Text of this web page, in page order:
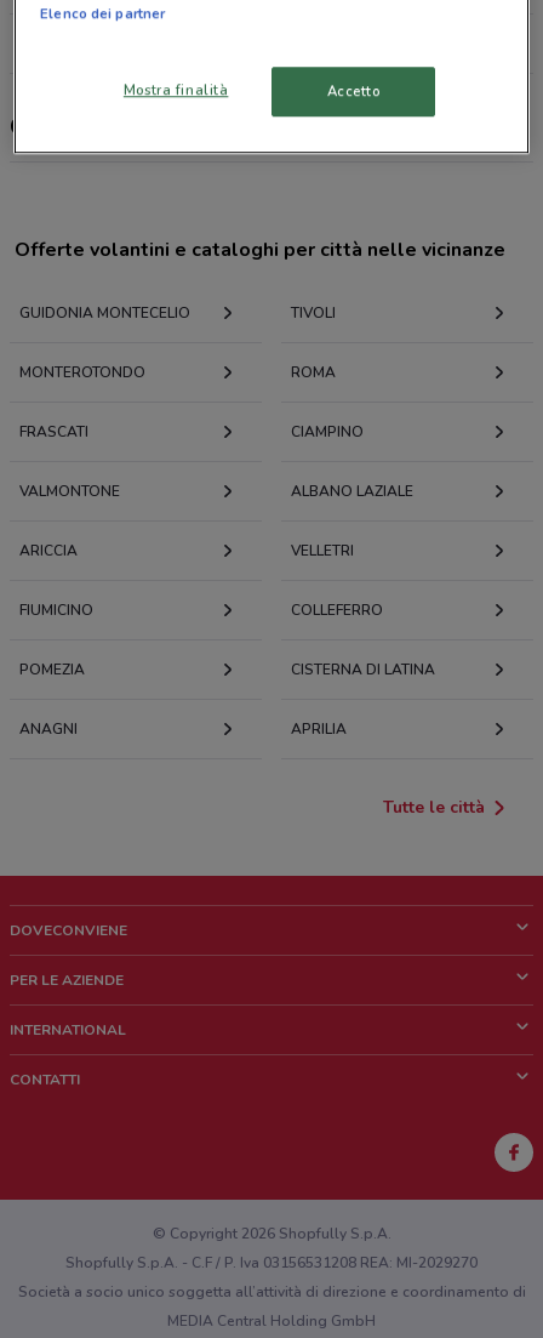
Giulius, offerte e negozi
Offerte volantini e cataloghi per città nelle vicinanze
GUIDONIA MONTECELIO TIVOLI
MONTEROTONDO ROMA
FRASCATI CIAMPINO
VALMONTONE ALBANO LAZIALE
ARICCIA VELLETRI
FIUMICINO COLLEFERRO
POMEZIA CISTERNA DI LATINA
ANAGNI APRILIA
Tutte le città
DOVECONVIENE
Chi siamo
Lavora con noi
PER LE AZIENDE
Richieste commerciali e marketing
INTERNATIONAL
CONTATTI
Hai un malfunzionamento sul web o sull'app?
© Copyright 2026 Shopfully S.p.A.
Shopfully S.p.A. - C.F / P. Iva 03156531208 REA: MI-2029270
Società a socio unico soggetta all’attività di direzione e coordinamento di
MEDIA Central Holding GmbH
Elenco dei partner
Mostra finalità Accetto